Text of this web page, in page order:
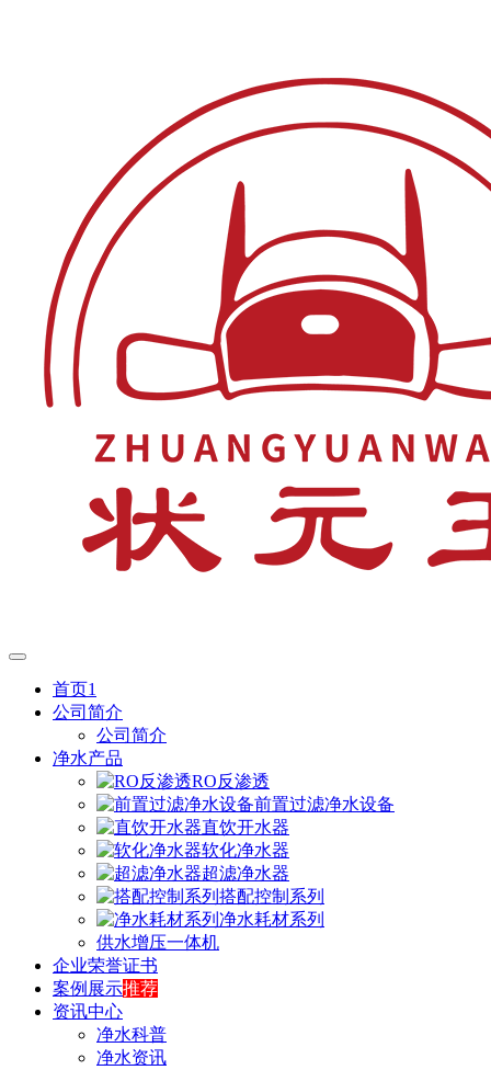
首页1
公司简介
公司简介
净水产品
RO反渗透
前置过滤净水设备
直饮开水器
软化净水器
超滤净水器
搭配控制系列
净水耗材系列
供水增压一体机
企业荣誉证书
案例展示推荐
资讯中心
净水科普
净水资讯